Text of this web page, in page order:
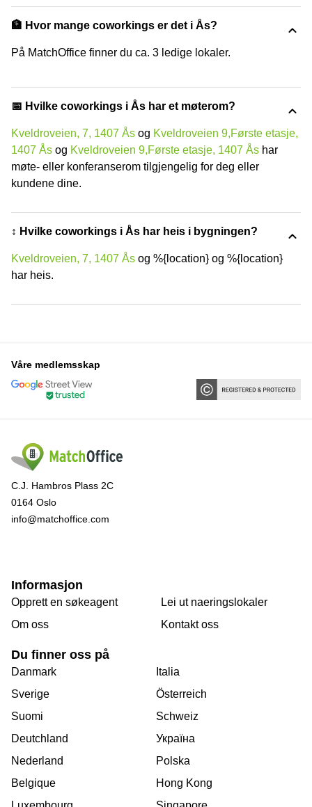
🏦 Hvor mange coworkings er det i Ås?
På MatchOffice finner du ca. 3 ledige lokaler.
📅 Hvilke coworkings i Ås har et møterom?
Kveldroveien, 7, 1407 Ås og Kveldroveien 9,Første etasje,
1407 Ås og Kveldroveien 9,Første etasje, 1407 Ås har
møte- eller konferanserom tilgjengelig for deg eller
kundene dine.
↕️ Hvilke coworkings i Ås har heis i bygningen?
Kveldroveien, 7, 1407 Ås og %{location} og %{location}
har heis.
Våre medlemsskap
C.J. Hambros Plass 2C
0164 Oslo
info@matchoffice.com
Informasjon
Opprett en søkeagent
Om oss
Lei ut naeringslokaler
Kontakt oss
Du finner oss på
Danmark
Sverige
Suomi
Deutchland
Nederland
Belgique
Italia
Österreich
Schweiz
Україна
Polska
Hong Kong